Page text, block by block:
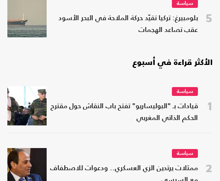
5
سياسة
بلومبيرغ: تركيا تقيّد حركة الملاحة في البحر الأسود
عقب تصاعد الهجمات
الأكثر قراءة في أسبوع
1
سياسة
قيادات بـ "البوليساريو" تفتح باب النقاش حول مقترح
الحكم الذاتي المغربي
2
سياسة
ممثلات يرتدين الزي العسكري.. ودعوات للاصطفاف